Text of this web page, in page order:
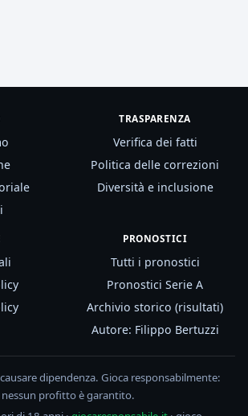
TRASPARENZA
Verifica dei fatti
Politica delle correzioni
Diversità e inclusione
PRONOSTICI
Tutti i pronostici
Pronostici Serie A
Archivio storico (risultati)
Autore: Filippo Bertuzzi
dipendenza. Gioca responsabilmente:
nessun profitto è garantito.